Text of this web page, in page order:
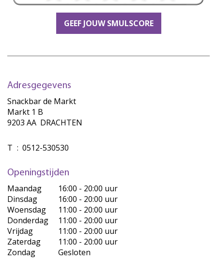
GEEF JOUW SMULSCORE
Adresgegevens
Snackbar de Markt
Markt 1 B
9203 AA DRACHTEN
T : 0512-530530
Openingstijden
Maandag
16:00 - 20:00 uur
Dinsdag
16:00 - 20:00 uur
Woensdag
11:00 - 20:00 uur
Donderdag
11:00 - 20:00 uur
Vrijdag
11:00 - 20:00 uur
Zaterdag
11:00 - 20:00 uur
Zondag
Gesloten